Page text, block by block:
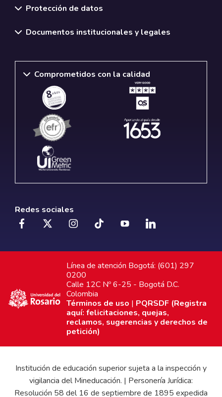
Protección de datos
Documentos institucionales y legales
Comprometidos con la calidad
Redes sociales
Línea de atención Bogotá: (601) 297
0200
Calle 12C Nº 6-25 - Bogotá D.C.
Colombia
Términos de uso | PQRSDF (Registra
aquí: felicitaciones, quejas,
reclamos, sugerencias y derechos de
petición)
Institución de educación superior sujeta a la inspección y
vigilancia del Mineducación. | Personería Jurídica:
Resolución 58 del 16 de septiembre de 1895 expedida